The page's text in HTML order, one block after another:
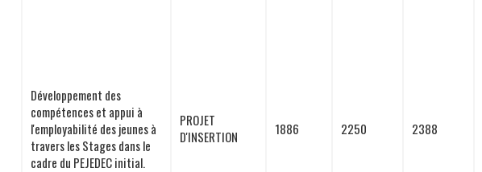
Développement des
compétences et appui à
l'employabilité des jeunes à
travers les Stages dans le
cadre du PEJEDEC initial.
PROJET
D'INSERTION
1886 2250 2388